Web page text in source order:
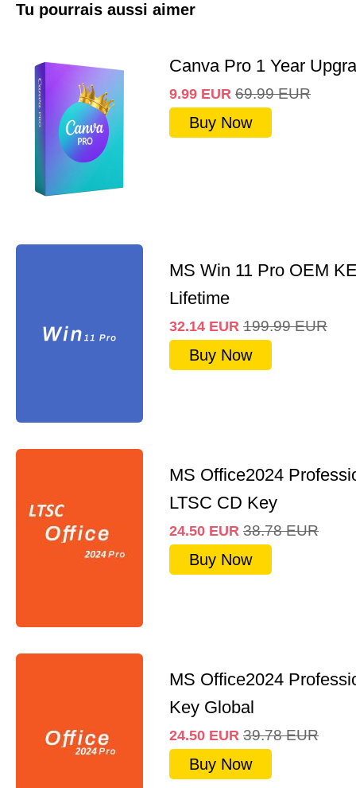
Tu pourrais aussi aimer
Canva Pro 1 Year
9.99 EUR 69.99 EUR
Buy Now
MS Win 11 Pro OEM
Lifetime
32.14 EUR 199.99 EUR
Buy Now
MS Office2024
LTSC CD Key
24.50 EUR 38.78 EUR
Buy Now
MS Office2024
Key Global
24.50 EUR 39.78 EUR
Buy Now